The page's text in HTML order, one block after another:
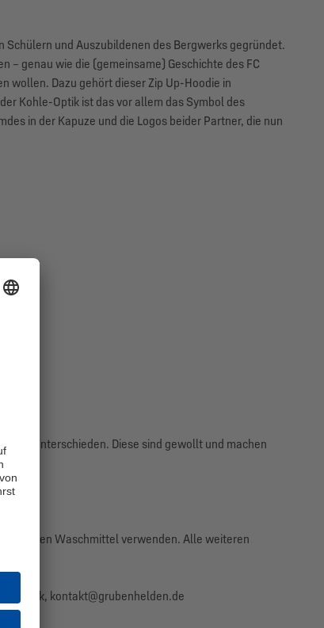
Schülern und Auszubildenen des Bergwerks gegründet.
– genau wie die (gemeinsame) Geschichte des FC
wollen. Dazu gehört dieser Zip Up-Hoodie in
Kohle-Optik ist das vor allem das Symbol des
in der Kapuze und die Logos beider Partner, die nun
Farbunterschieden. Diese sind gewollt und machen
Waschmittel verwenden. Alle weiteren
kontakt@grubenhelden.de